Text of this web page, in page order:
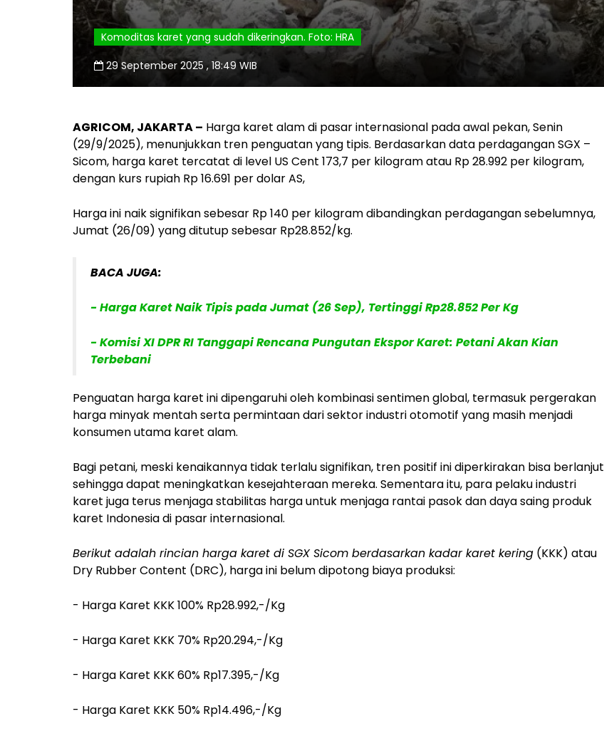
Komoditas karet yang sudah dikeringkan. Foto: HRA
29 September 2025 , 18:49 WIB
AGRICOM, JAKARTA – Harga karet alam di pasar internasional pada awal pekan, Senin
(29/9/2025), menunjukkan tren penguatan yang tipis. Berdasarkan data perdagangan SGX –
Sicom, harga karet tercatat di level US Cent 173,7 per kilogram atau Rp 28.992 per kilogram,
dengan kurs rupiah Rp 16.691 per dolar AS,
Harga ini naik signifikan sebesar Rp 140 per kilogram dibandingkan perdagangan sebelumnya,
Jumat (26/09) yang ditutup sebesar Rp28.852/kg.
BACA JUGA:
- Harga Karet Naik Tipis pada Jumat (26 Sep), Tertinggi Rp28.852 Per Kg
- Komisi XI DPR RI Tanggapi Rencana Pungutan Ekspor Karet: Petani Akan Kian
Terbebani
Penguatan harga karet ini dipengaruhi oleh kombinasi sentimen global, termasuk pergerakan
harga minyak mentah serta permintaan dari sektor industri otomotif yang masih menjadi
konsumen utama karet alam.
Bagi petani, meski kenaikannya tidak terlalu signifikan, tren positif ini diperkirakan bisa berlanjut
sehingga dapat meningkatkan kesejahteraan mereka. Sementara itu, para pelaku industri
karet juga terus menjaga stabilitas harga untuk menjaga rantai pasok dan daya saing produk
karet Indonesia di pasar internasional.
Berikut adalah rincian harga karet di SGX Sicom berdasarkan kadar karet kering (KKK) atau
Dry Rubber Content (DRC), harga ini belum dipotong biaya produksi:
- Harga Karet KKK 100% Rp28.992,-/Kg
- Harga Karet KKK 70% Rp20.294,-/Kg
- Harga Karet KKK 60% Rp17.395,-/Kg
- Harga Karet KKK 50% Rp14.496,-/Kg